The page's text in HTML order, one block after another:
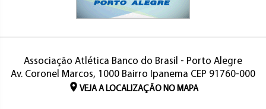
Associação Atlética Banco do Brasil - Porto Alegre
Av. Coronel Marcos, 1000 Bairro Ipanema CEP 91760-000
VEJA A LOCALIZAÇÃO NO MAPA